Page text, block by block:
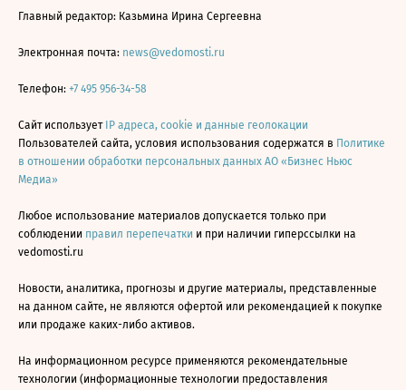
Главный редактор: Казьмина Ирина Сергеевна
Электронная почта: news@vedomosti.ru
Телефон: +7 495 956-34-58
Сайт использует IP адреса, cookie и данные геолокации
Пользователей сайта, условия использования содержатся в Политике
в отношении обработки персональных данных АО «Бизнес Ньюс
Медиа»
Любое использование материалов допускается только при
соблюдении правил перепечатки и при наличии гиперссылки на
vedomosti.ru
Новости, аналитика, прогнозы и другие материалы, представленные
на данном сайте, не являются офертой или рекомендацией к покупке
или продаже каких-либо активов.
На информационном ресурсе применяются рекомендательные
технологии (информационные технологии предоставления